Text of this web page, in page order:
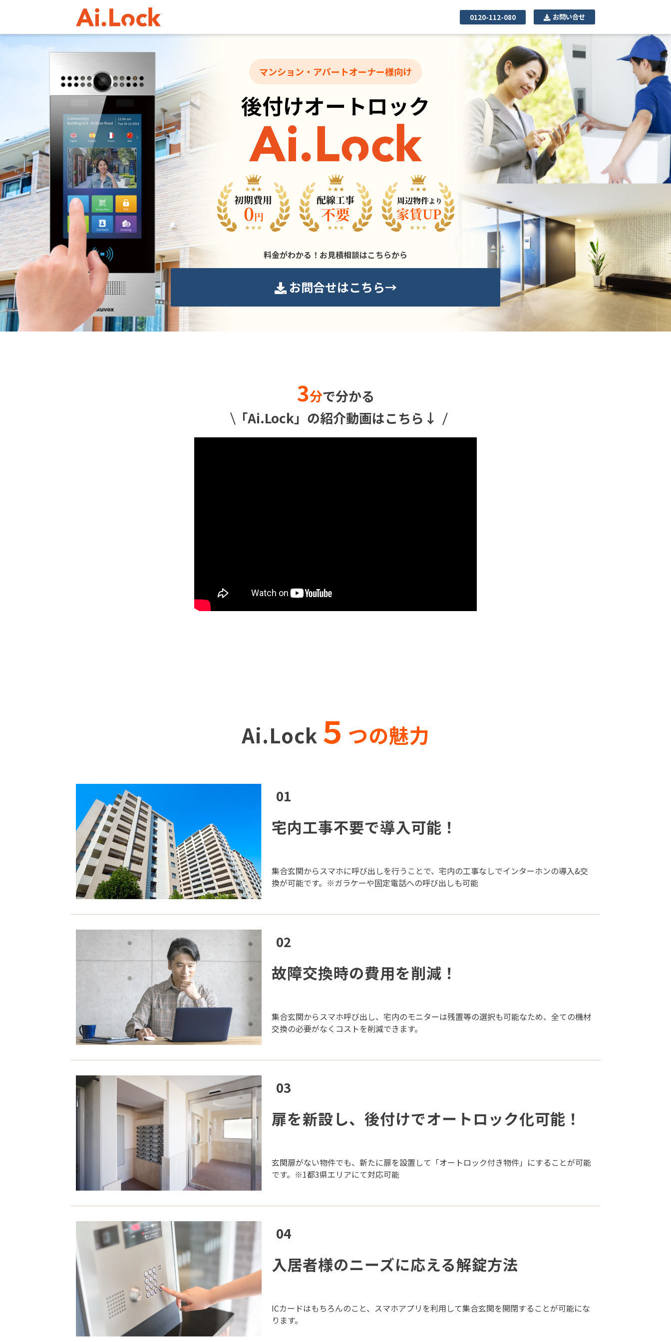
0120-112-080 お問い合せ
マンション・アパートオーナー様向け
後付けオートロック
料金がわかる！お見積相談はこちらから
お問合せはこちら→
3分で分かる
「Ai.Lock」の紹介動画はこちら↓
Ai.Lock ５ つの魅力
01
宅内工事不要で導入可能！
集合玄関からスマホに呼び出しを行うことで、宅内の工事なしでインターホンの導入&交
換が可能です。※ガラケーや固定電話への呼び出しも可能
02
故障交換時の費用を削減！
集合玄関からスマホ呼び出し、宅内のモニターは残置等の選択も可能なため、全ての機材
交換の必要がなくコストを削減できます。
03
扉を新設し、後付けでオートロック化可能！
玄関扉がない物件でも、新たに扉を設置して「オートロック付き物件」にすることが可能
です。※1都3県エリアにて対応可能
04
入居者様のニーズに応える解錠方法
ICカードはもちろんのこと、スマホアプリを利用して集合玄関を開閉することが可能にな
ります。